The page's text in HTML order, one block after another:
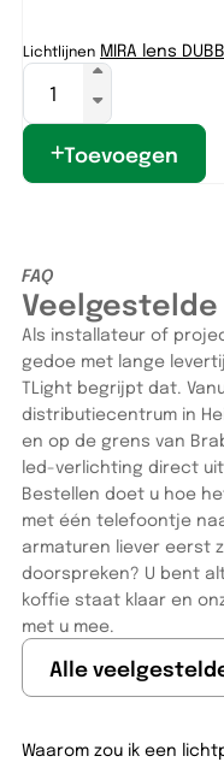
Lichtlijnen MIRA lens
Toevoegen
FAQ
Veelgestelde
Als installateur of
gedoe met lange
TLight begrijpt dat.
distributiecentrum in
en op de grens van
led-verlichting direct
Bestellen doet u hoe
met één telefoontje
armaturen liever eerst
doorspreken? U bent
koffie staat klaar en
met u mee.
Alle
Waarom zou ik een